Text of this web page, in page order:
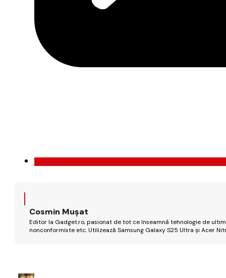
Cosmin Mușat
Editor la Gadget.ro, pasionat de tot ce înseamnă tehnologie de
nonconformiste etc. Utilizează Samsung Galaxy S25 Ultra și Acer